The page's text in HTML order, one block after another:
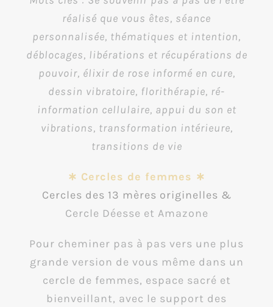
réalisé que vous êtes, séance
personnalisée, thématiques et intention,
déblocages, libérations et récupérations de
pouvoir, élixir de rose informé en cure,
dessin vibratoire, florithérapie, ré-
information cellulaire, appui du son et
vibrations, transformation intérieure,
transitions de vie
∗ Cercles de femmes ∗
Cercles des 13 mères originelles &
Cercle Déesse et Amazone
Pour cheminer pas à pas vers une plus
grande version de vous même dans un
cercle de femmes, espace sacré et
bienveillant, avec le support des